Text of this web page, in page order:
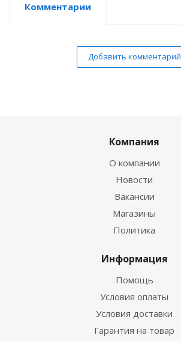
Комментарии
Добавить комментарий
Компания
О компании
Новости
Вакансии
Магазины
Политика
Информация
Помощь
Условия оплаты
Условия доставки
Гарантия на товар